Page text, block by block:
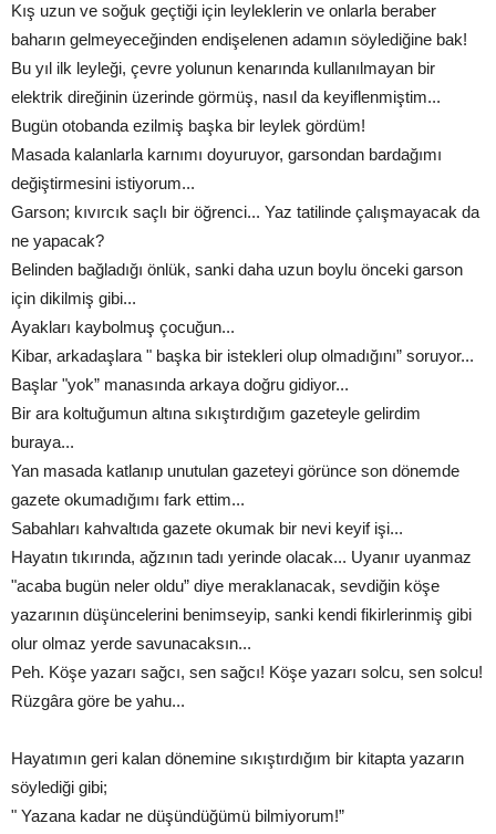
Kış uzun ve soğuk geçtiği için leyleklerin ve onlarla beraber
baharın gelmeyeceğinden endişelenen adamın söylediğine bak!
Bu yıl ilk leyleği, çevre yolunun kenarında kullanılmayan bir
elektrik direğinin üzerinde görmüş, nasıl da keyiflenmiştim...
Bugün otobanda ezilmiş başka bir leylek gördüm!
Masada kalanlarla karnımı doyuruyor, garsondan bardağımı
değiştirmesini istiyorum...
Garson; kıvırcık saçlı bir öğrenci... Yaz tatilinde çalışmayacak da
ne yapacak?
Belinden bağladığı önlük, sanki daha uzun boylu önceki garson
için dikilmiş gibi...
Ayakları kaybolmuş çocuğun...
Kibar, arkadaşlara " başka bir istekleri olup olmadığını” soruyor...
Başlar "yok” manasında arkaya doğru gidiyor...
Bir ara koltuğumun altına sıkıştırdığım gazeteyle gelirdim
buraya...
Yan masada katlanıp unutulan gazeteyi görünce son dönemde
gazete okumadığımı fark ettim...
Sabahları kahvaltıda gazete okumak bir nevi keyif işi...
Hayatın tıkırında, ağzının tadı yerinde olacak... Uyanır uyanmaz
"acaba bugün neler oldu” diye meraklanacak, sevdiğin köşe
yazarının düşüncelerini benimseyip, sanki kendi fikirlerinmiş gibi
olur olmaz yerde savunacaksın...
Peh. Köşe yazarı sağcı, sen sağcı! Köşe yazarı solcu, sen solcu!
Rüzgâra göre be yahu...
Hayatımın geri kalan dönemine sıkıştırdığım bir kitapta yazarın
söylediği gibi;
" Yazana kadar ne düşündüğümü bilmiyorum!”